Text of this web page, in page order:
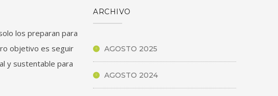
los preparan para
objetivo es seguir
y sustentable para
ARCHIVO
AGOSTO 2025
AGOSTO 2024